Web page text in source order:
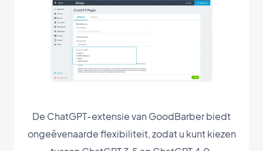
De ChatGPT-extensie van GoodBarber biedt
ongeëvenaarde flexibiliteit, zodat u kunt kiezen